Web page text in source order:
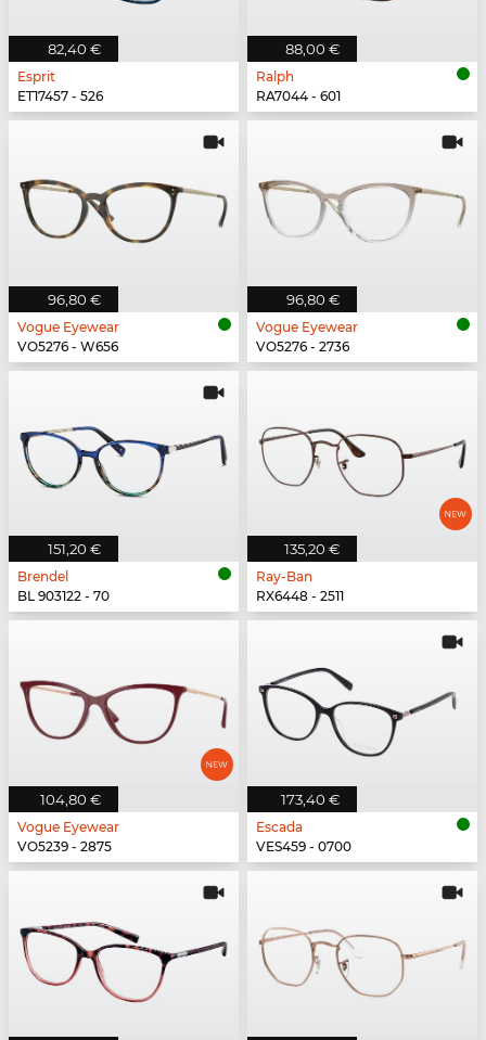
82,40 €
Esprit
ET17457 - 526
88,00 €
Ralph
RA7044 - 601
96,80 €
Vogue Eyewear
VO5276 - W656
96,80 €
Vogue Eyewear
VO5276 - 2736
151,20 €
Brendel
BL 903122 - 70
135,20 €
Ray-Ban
RX6448 - 2511
104,80 €
Vogue Eyewear
VO5239 - 2875
173,40 €
Escada
VES459 - 0700